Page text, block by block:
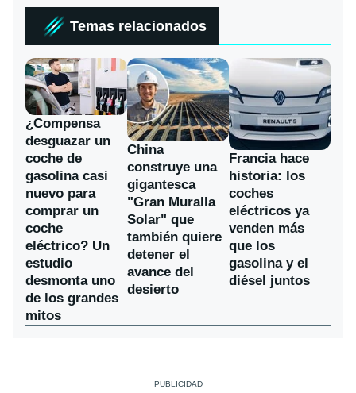
Temas relacionados
¿Compensa
desguazar un
coche de
gasolina casi
nuevo para
comprar un
coche
eléctrico? Un
estudio
desmonta uno
de los grandes
mitos
China
construye una
gigantesca
"Gran Muralla
Solar" que
también quiere
detener el
avance del
desierto
Francia hace
historia: los
coches
eléctricos ya
venden más
que los
gasolina y el
diésel juntos